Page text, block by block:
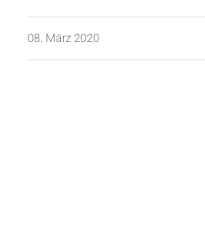
08. März 2020